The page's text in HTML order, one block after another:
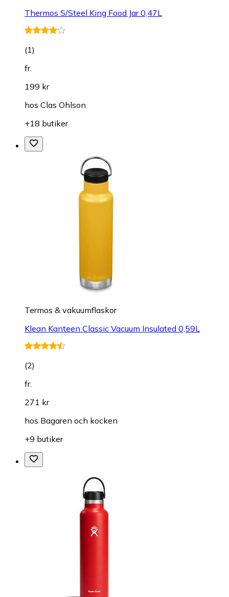
Thermos S/Steel King Food Jar 0,47L
(1)
fr.
199 kr
hos Clas Ohlson
+18 butiker
Termos & vakuumflaskor
Klean Kanteen Classic Vacuum Insulated 0,59L
(2)
fr.
271 kr
hos Bagaren och kocken
+9 butiker